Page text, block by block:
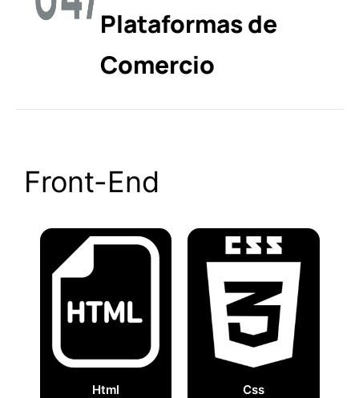
Plataformas de
Comercio
Front-End
Html Css